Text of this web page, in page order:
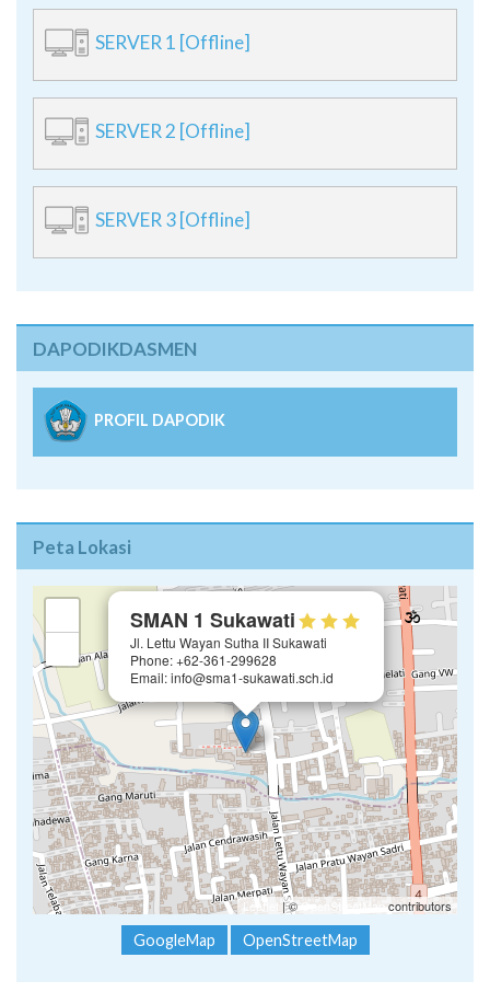
SERVER 1 [Offline]
SERVER 2 [Offline]
SERVER 3 [Offline]
DAPODIKDASMEN
PROFIL DAPODIK
Peta Lokasi
SMAN 1 Sukawati
Jl. Lettu Wayan Sutha II Sukawati
Phone: +62-361-299628
Email: info@sma1-sukawati.sch.id
Leaflet | ©OpenStreetMap contributors
GoogleMap OpenStreetMap